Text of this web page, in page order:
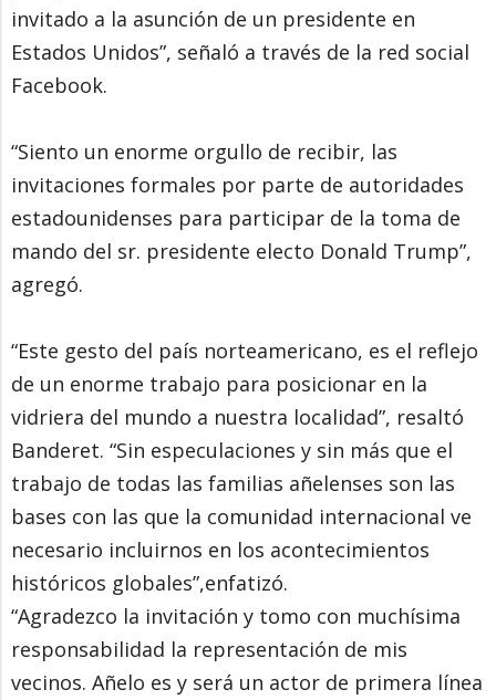
invitado a la asunción de un presidente en
Estados Unidos”, señaló a través de la red social
Facebook.
“Siento un enorme orgullo de recibir, las
invitaciones formales por parte de autoridades
estadounidenses para participar de la toma de
mando del sr. presidente electo Donald Trump”,
agregó.
“Este gesto del país norteamericano, es el reflejo
de un enorme trabajo para posicionar en la
vidriera del mundo a nuestra localidad”, resaltó
Banderet. “Sin especulaciones y sin más que el
trabajo de todas las familias añelenses son las
bases con las que la comunidad internacional ve
necesario incluirnos en los acontecimientos
históricos globales”,enfatizó.
“Agradezco la invitación y tomo con muchísima
responsabilidad la representación de mis
vecinos. Añelo es y será un actor de primera línea